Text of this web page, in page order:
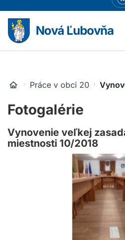
obsahu
Nová Ľubovňa
Práce v obci 2018
Fotogalérie
Vynovenie veľkej
miestnosti 10/2018